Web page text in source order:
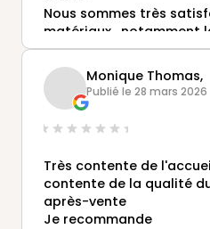
Nous recommandons
Rideau Tours pour leur
leur accompagnement.
Nous sommes très
matériaux , notamment
coulissants.
Les délais pour la
rapide que prévu et la
des professionnels
Nous sommes donc très
recommandons
Rideau de TOURS.
Monique Thomas,
Publié le 28 mars 2026
Très contente de
contente de la qualité
après-vente
Je recommande